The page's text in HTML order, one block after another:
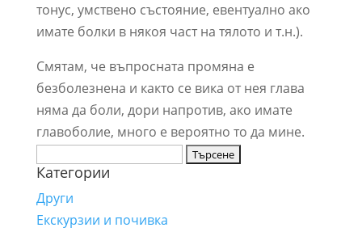
тонус, умствено състояние, евентуално ако
имате болки в някоя част на тялото и т.н.).
Смятам, че въпросната промяна е
безболезнена и както се вика от нея глава
няма да боли, дори напротив, ако имате
главоболие, много е вероятно то да мине.
за:
Категории
Други
Екскурзии и почивка